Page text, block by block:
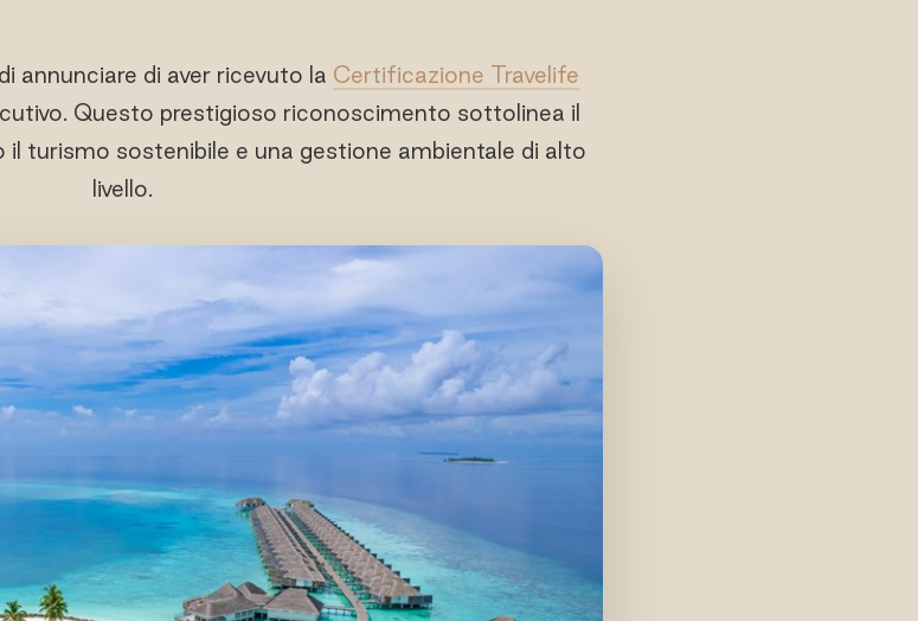
annunciare di aver ricevuto la Certificazione Travelife
Questo prestigioso riconoscimento sottolinea il
il turismo sostenibile e una gestione ambientale di alto
livello.